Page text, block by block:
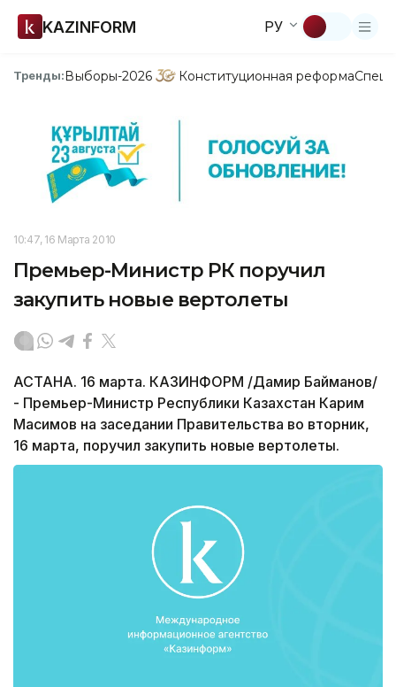
KAZINFORM РУ
Тренды:Выборы-2026 Конституционная реформа
10:47, 16 Марта 2010
Премьер-Министр РК поручил
закупить новые вертолеты
АСТАНА. 16 марта. КАЗИНФОРМ /Дамир Байманов/
- Премьер-Министр Республики Казахстан Карим
Масимов на заседании Правительства во вторник,
16 марта, поручил закупить новые вертолеты.